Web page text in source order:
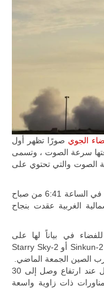
عملي
لإمكانية
بين
في
البلاد
وسط
وشراكة
مع
للمزيد
الجوي صورًا تظهر أول
سرعة الصوت ، وتسمى
الصوت والتي تحتوي على
وفقا للأكاديمية الصينية للفضاء الجوي أنه عند في الساعة 6:41 من صباح
الغربية عقدت بنجاح
في بياناً لها على
الإنترنت أن الطائرة النفاثة التي يُطلق عليها Sinkun-2 أو Starry Sky-2
الجمعة الماضي.
وقال البيان إن الطائرة حلقت بشكل مستقل عند ارتفاع وصل إلى 30
5.5 ماخ ونفذت مناورات ذات زاوية واسعة